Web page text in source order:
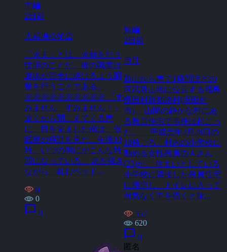
中編
2日前
火葬場の秘密
「火夫」とは、火葬を行う
技師のことだ。彼の職業は
遺体が完全に焼けるよう調
整を行うことである。
※※※※※※※※※※ 「す
みません、すみません！」
遠くから聞こえてくる声
に、目を覚ました俺は、仮
眠室の時計を見た。午後10
時。いつの間にかこんな時
間になっている。 頭を掻き
ながら、軋むベッド...
0
0
chat_bubble 0
短編
2日前
事件
郡山から車で1時間ほどの
阿武隈山地に位置する福島
県田村郡都路村(現田村
市)。 山間の静かな村にあ
る教員住宅で事件は起こっ
た。 平成元年2月28日の
18時ごろ、村内の小学校に
勤める女性教員のＡさん
(23)が、 住まいとしている
小学校に隣接した教員住宅
に帰宅し、トイレに入って
何気なく中を覗くと靴...
557
620
chat_bubble 0
匿名